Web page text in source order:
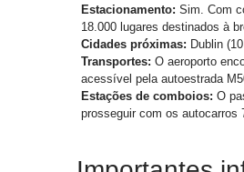
Estacionamento: Sim. Com
18.000 lugares destinados à
Cidades próximas: Dublin
Transportes: O aeroporto
acessível pela autoestrada
Estações de comboios: O
prosseguir com os autocarros